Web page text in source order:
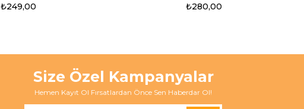
₺249,00
₺280,00
Size Özel Kampanyalar
Hemen Kayıt Ol Fırsatlardan Önce Sen Haberdar Ol!